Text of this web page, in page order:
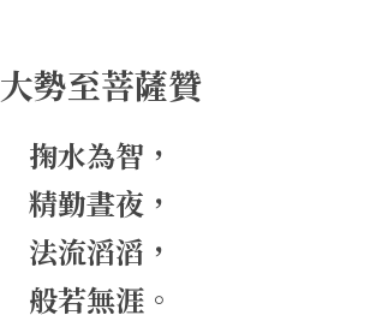
大勢至菩薩贊
掬水為智，
精勤晝夜，
法流滔滔，
般若無涯。